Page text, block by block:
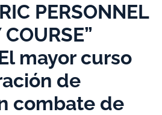
PERSONNEL
COURSE”
mayor curso
de
combate de